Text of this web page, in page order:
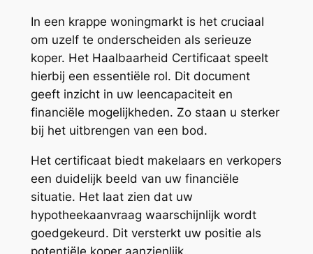
In een krappe woningmarkt is het cruciaal
om uzelf te onderscheiden als serieuze
koper. Het Haalbaarheid Certificaat speelt
hierbij een essentiële rol. Dit document
geeft inzicht in uw leencapaciteit en
financiële mogelijkheden. Zo staan u sterker
bij het uitbrengen van een bod.
Het certificaat biedt makelaars en verkopers
een duidelijk beeld van uw financiële
situatie. Het laat zien dat uw
hypotheekaanvraag waarschijnlijk wordt
goedgekeurd. Dit versterkt uw positie als
potentiële koper aanzienlijk.